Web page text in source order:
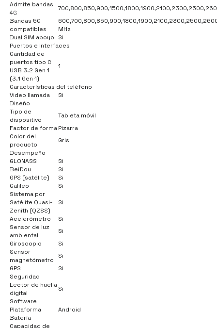
Admite bandas
4G
Bandas 5G
compatibles
MHz
Dual SIM apoyo
Si
Puertos e Interfaces
Cantidad de
puertos tipo C
USB 3.2 Gen 1
(3.1 Gen 1)
1
Características del teléfono
Video llamada
Si
Diseño
Tipo de
dispositivo
Tableta móvil
Factor de formaPizarra
Color del
producto
Gris
Desempeño
GLONASS
Si
BeiDou
Si
GPS (satélite)
Si
Galileo
Si
Sistema por
Satélite Quasi-
Zenith (QZSS)
Si
Acelerómetro
Si
Sensor de luz
ambiental
Si
Giroscopio
Si
Sensor
magnetómetro
Si
GPS
Si
Seguridad
Lector de huella
digital
Si
Software
Plataforma
Android
Batería
Capacidad de